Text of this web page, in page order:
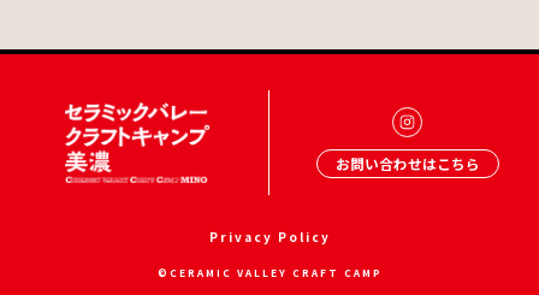
お問い合わせはこちら
Privacy Policy
©CERAMIC VALLEY CRAFT CAMP